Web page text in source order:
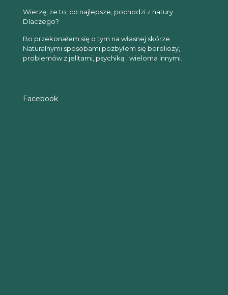
Wierzę, że to, co najlepsze, pochodzi z natury.
Dlaczego?
Bo przekonałem się o tym na własnej skórze.
Naturalnymi sposobami pozbyłem się boreliozy,
problemów z jelitami, psychiką i wieloma innymi.
Facebook